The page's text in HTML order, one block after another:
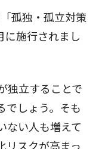
孤独・孤立対策
に施行されまし
独立することで
でしょう。そも
ない人も増えて
リスクが高まっ